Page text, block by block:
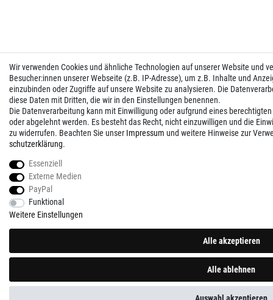
Wir verwenden Cookies und ähnliche Technologien auf unserer Website und
Besucher:innen unserer Webseite (z.B. IP-Adresse), um z.B. Inhalte und
einzubinden oder Zugriffe auf unsere Website zu analysieren. Die
diese Daten mit Dritten, die wir in den Einstellungen benennen.
Die Datenverarbeitung kann mit Einwilligung oder aufgrund eines
oder abgelehnt werden. Es besteht das Recht, nicht einzuwilligen und die
zu widerrufen. Beachten Sie unser Impressum und weitere Hinweise zur
schutz­erklärung.
Essenziell
Externe Medien
PayPal
Funktional
Weitere Einstellungen
Alle akzeptieren
Alle ablehnen
Auswahl akzeptieren